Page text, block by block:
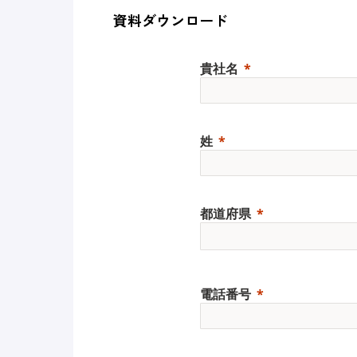
資料ダウンロード
貴社名
姓
都道府県
電話番号